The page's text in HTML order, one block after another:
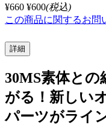
¥660 ¥600(税込)
この商品に関するお問
詳細
30MS素体と
がる！新しい
パーツがライ